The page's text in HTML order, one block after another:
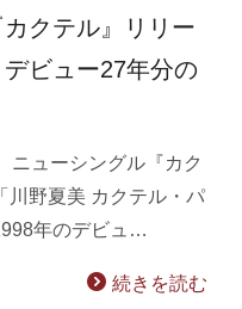
クテル』リリー
ビュー27年分の
ニューシングル『カク
川野夏美 カクテル・パ
年のデビュ…
続きを読む